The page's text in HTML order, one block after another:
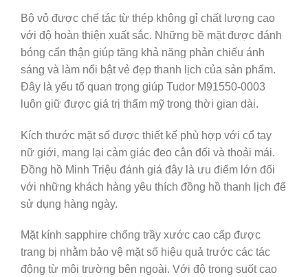
Bộ vỏ được chế tác từ thép không gỉ chất lượng cao
với độ hoàn thiện xuất sắc. Những bề mặt được đánh
bóng cẩn thận giúp tăng khả năng phản chiếu ánh
sáng và làm nổi bật vẻ đẹp thanh lịch của sản phẩm.
Đây là yếu tố quan trọng giúp Tudor M91550-0003
luôn giữ được giá trị thẩm mỹ trong thời gian dài.
Kích thước mặt số được thiết kế phù hợp với cổ tay
nữ giới, mang lại cảm giác đeo cân đối và thoải mái.
Đồng hồ Minh Triệu đánh giá đây là ưu điểm lớn đối
với những khách hàng yêu thích đồng hồ thanh lịch để
sử dụng hàng ngày.
Mặt kính sapphire chống trầy xước cao cấp được
trang bị nhằm bảo vệ mặt số hiệu quả trước các tác
động từ môi trường bên ngoài. Với độ trong suốt cao